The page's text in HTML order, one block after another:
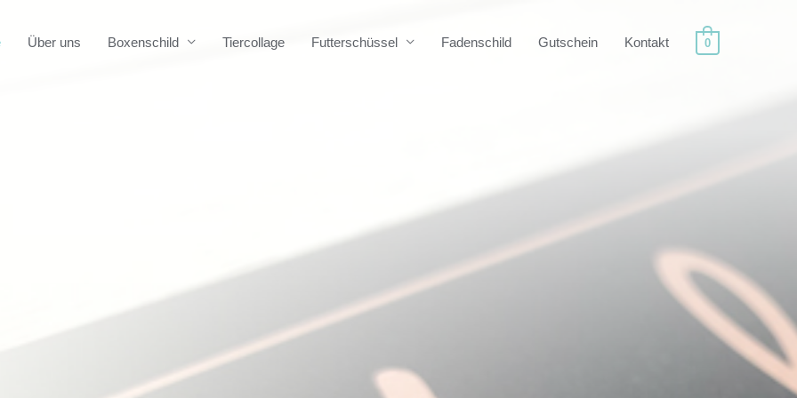
Über uns Boxenschild Tiercollage Futterschüssel Fadenschild Gutschein Kontakt 0